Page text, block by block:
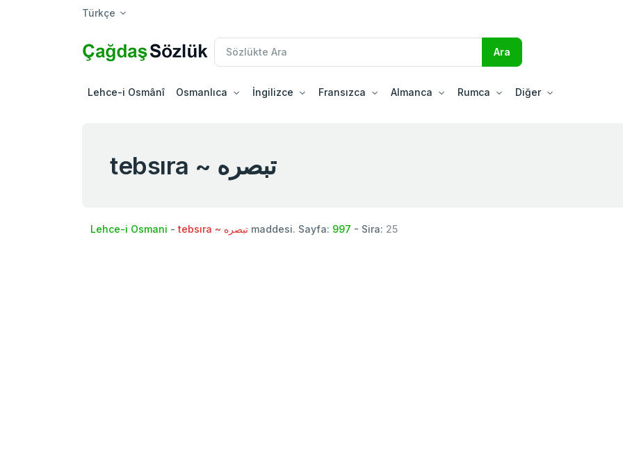
Türkçe
Lehce-i Osmânî Osmanlıca İngilizce Fransızca Almanca Rumca Diğer
tebsıra ~ تبصره
Lehce-i Osmani - tebsıra ~ تبصره maddesi. Sayfa: 997 - Sira: 25